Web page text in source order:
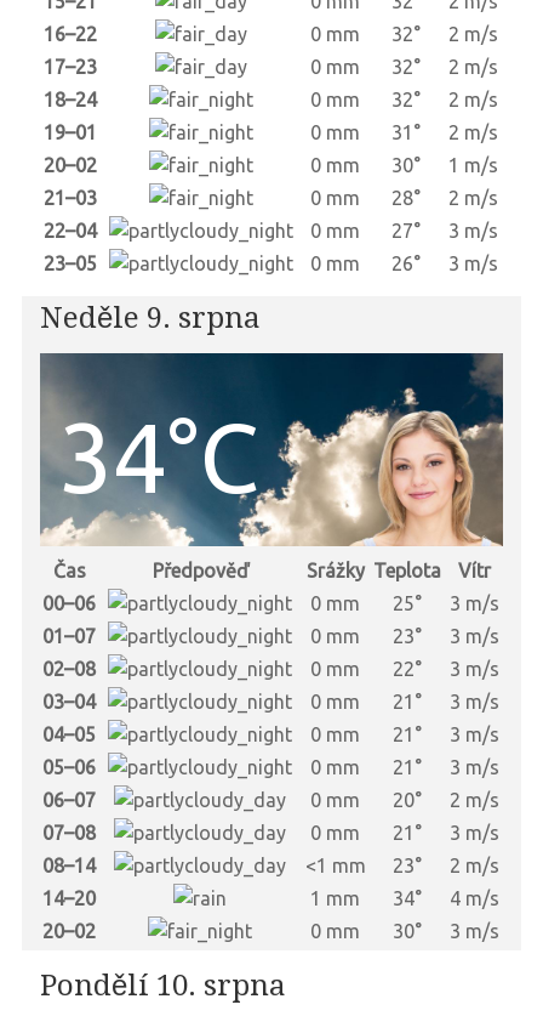
16–22
0 mm 32°
2 m/s
17–23
0 mm 32°
2 m/s
18–24
0 mm 32°
2 m/s
19–01
0 mm 31°
2 m/s
20–02
0 mm 30°
1 m/s
21–03
0 mm 28°
2 m/s
22–04
0 mm 27°
3 m/s
23–05
0 mm 26° 3 m/s
Neděle 9. srpna
34°C
Čas Předpověď Srážky Teplota
Vítr
00–06
0 mm 25°
3 m/s
01–07
0 mm 23°
3 m/s
02–08
0 mm 22°
3 m/s
03–04
0 mm 21°
3 m/s
04–05
0 mm 21°
3 m/s
05–06
0 mm 21°
3 m/s
06–07
0 mm 20°
2 m/s
07–08
0 mm 21°
3 m/s
08–14
<1 mm 23°
2 m/s
14–20
1 mm 34°
4 m/s
20–02
0 mm 30° 3 m/s
Pondělí 10. srpna